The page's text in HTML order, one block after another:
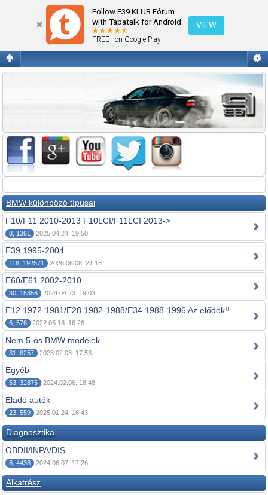
Follow E39 KLUB Fórum
with Tapatalk for Android
FREE - on Google Play
VIEW
Fórum kezdőlap megtekintése
BMW különböző típusai
F10/F11 2010-2013 F10LCI/F11LCI 2013->
8, 1361 2025.04.24. 19:50
E39 1995-2004
118, 192571 2026.06.08. 21:18
E60/E61 2002-2010
30, 15356 2024.04.23. 19:03
E12 1972-1981/E28 1982-1988/E34 1988-1996 Az elődök!!
6, 576 2022.05.18. 16:26
Nem 5-ös BMW modelek.
31, 6257 2023.02.03. 17:53
Egyéb
53, 32875 2024.02.06. 18:48
Eladó autók
23, 559 2025.01.24. 16:43
Diagnosztika
OBDII/INPA/DIS
8, 4438 2024.06.07. 17:26
Alkatrész